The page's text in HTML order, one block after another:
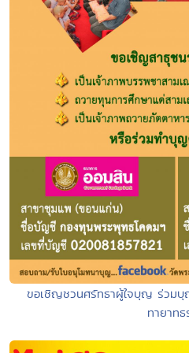
ขอเชิญชวนศรัทธาผู้ใจบุญ ร่วมบุ
ทายาทธ